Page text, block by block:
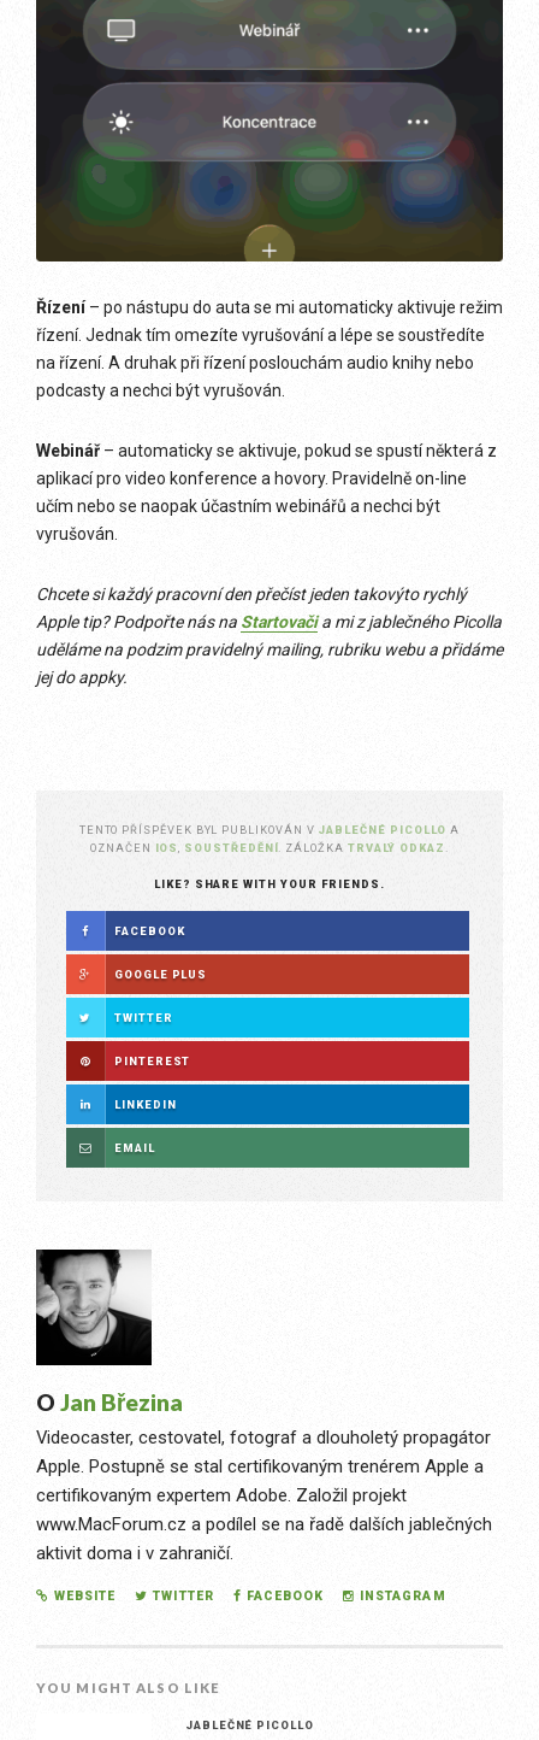
Řízení– po nástupu do auta se mi automaticky aktivuje režim
řízení. Jednak tím omezíte vyrušování a lépe se soustředíte
na řízení. A druhak při řízení poslouchám audio knihy nebo
podcasty a nechci být vyrušován.
Webinář– automaticky se aktivuje, pokud se spustí některá z
aplikací pro video konference a hovory. Pravidelně on-line
učím nebo se naopak účastním webinářů a nechci být
vyrušován.
Chcete si každý pracovní den přečíst jeden takovýto rychlý
Apple tip? Podpořte nás na Startovačia mi z jablečného Picolla
uděláme na podzim pravidelný mailing, rubriku webu a přidáme
jej do appky.
TENTO PŘÍSPĚVEK BYL PUBLIKOVÁN V JABLEČNÉ PICOLLO A
OZNAČEN IOS SOUSTŘEDĚNÍ . ZÁLOŽKA TRVALÝ ODKAZ
LIKE? SHARE WITH YOUR FRIENDS.
FACEBOOK
GOOGLE PLUS
TWITTER
PINTEREST
LINKEDIN
EMAIL
O Jan Březina
Videocaster, cestovatel, fotograf a dlouholetý propagátor
Apple. Postupně se stal certifikovaným trenérem Apple a
certifikovaným expertem Adobe. Založil projekt
www.MacForum.cz a podílel se na řadě dalších jablečných
aktivit doma i v zahraničí.
WEBSITE TWITTER FACEBOOK INSTAGRAM
YOU MIGHT ALSO LIKE
JABLEČNÉ PICOLLO